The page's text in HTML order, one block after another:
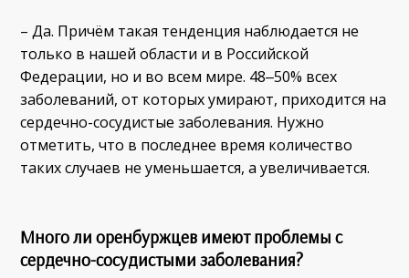
– Да. Причём такая тенденция наблюдается не
только в нашей области и в Российской
Федерации, но и во всем мире. 48‒50% всех
заболеваний, от которых умирают, приходится на
сердечно-сосудистые заболевания. Нужно
отметить, что в последнее время количество
таких случаев не уменьшается, а увеличивается.
Много ли оренбуржцев имеют проблемы с
сердечно-сосудистыми заболевания?